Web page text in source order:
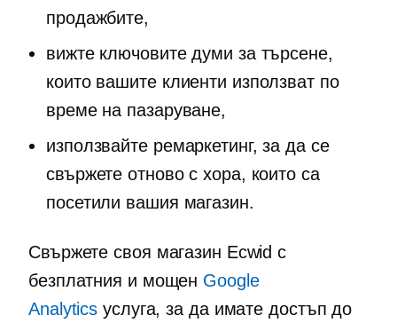
продажбите,
вижте ключовите думи за търсене,
които вашите клиенти използват по
време на пазаруване,
използвайте ремаркетинг, за да се
свържете отново с хора, които са
посетили вашия магазин.
Свържете своя магазин Ecwid с
безплатния и мощен Google
Analytics услуга, за да имате достъп до